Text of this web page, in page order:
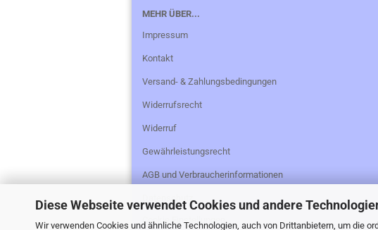
Diese Webseite verwendet Cookies und andere
Wir verwenden Cookies und ähnliche Technologien, auch von Drittanbietern, um die
MEHR ÜBER...
Impressum
Kontakt
Versand- & Zahlungsbedingungen
Widerrufsrecht
Widerruf
Gewährleistungsrecht
AGB und Verbraucherinformationen
Datenschutz
Cookie Einstellungen